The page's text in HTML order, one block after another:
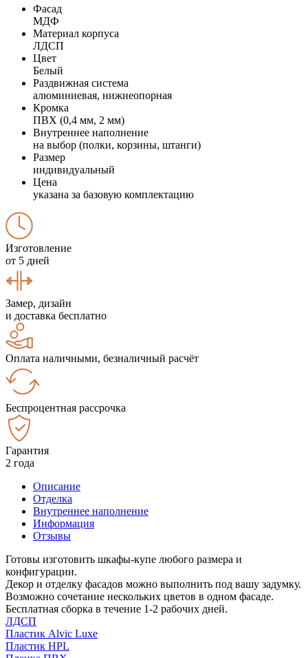
Фасад
МДФ
Материал корпуса
ЛДСП
Цвет
Белый
Раздвижная система
алюминиевая, нижнеопорная
Кромка
ПВХ (0,4 мм, 2 мм)
Внутреннее наполнение
на выбор (полки, корзины, штанги)
Размер
индивидуальный
Цена
указана за базовую комплектацию
Изготовление
от 5 дней
Замер, дизайн
и доставка бесплатно
Оплата наличными, безналичный расчёт
Беспроцентная рассрочка
Гарантия
2 года
Описание
Отделка
Внутреннее наполнение
Информация
Отзывы
Готовы изготовить шкафы-купе любого размера и
конфигурации.
Декор и отделку фасадов можно выполнить под вашу задумку.
Возможно сочетание нескольких цветов в одном фасаде.
Бесплатная сборка в течение 1-2 рабочих дней.
ЛДСП
Пластик Alvic Luxe
Пластик HPL